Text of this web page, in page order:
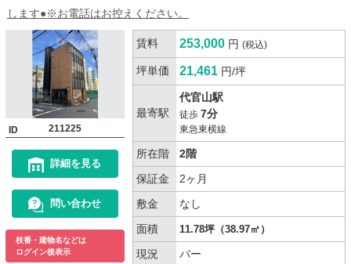
します●※お電話はお控えください。
ID 211225
詳細を見る
問い合わせ
枝番・建物名などは
ログイン後表示
賃料 253,000 円 (税込)
坪単価 21,461 円/坪
最寄駅
代官山駅
徒歩 7分
東急東横線
所在階
2階
保証金
2ヶ月
敷金
なし
面積
11.78坪（38.97㎡）
現況 バー